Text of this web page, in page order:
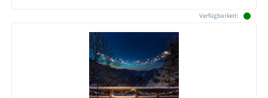
Verfügbarkeit: